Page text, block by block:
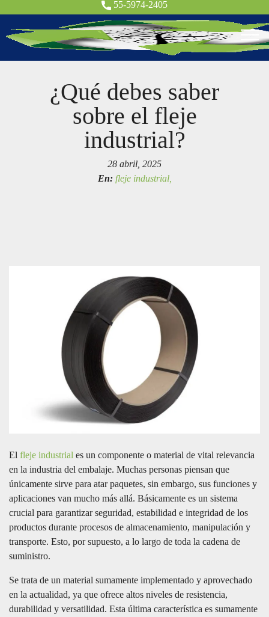
55-5974-2405
¿Qué debes saber
sobre el fleje
industrial?
28 abril, 2025
En: fleje industrial,
El fleje industrial es un componente o material de vital relevancia
en la industria del embalaje. Muchas personas piensan que
únicamente sirve para atar paquetes, sin embargo, sus funciones y
aplicaciones van mucho más allá. Básicamente es un sistema
crucial para garantizar seguridad, estabilidad e integridad de los
productos durante procesos de almacenamiento, manipulación y
transporte. Esto, por supuesto, a lo largo de toda la cadena de
suministro.
Se trata de un material sumamente implementado y aprovechado
en la actualidad, ya que ofrece altos niveles de resistencia,
durabilidad y versatilidad. Esta última característica es sumamente